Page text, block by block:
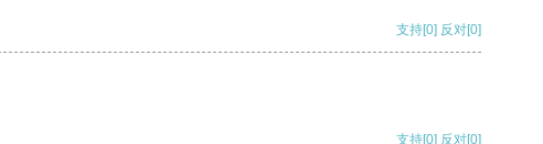
支持[0] 反对[0]
支持[0] 反对[0]